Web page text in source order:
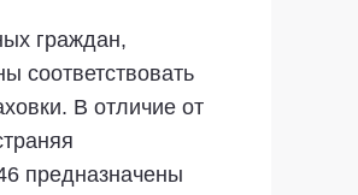
граждан,
соответствовать
В отличие от
предназначены